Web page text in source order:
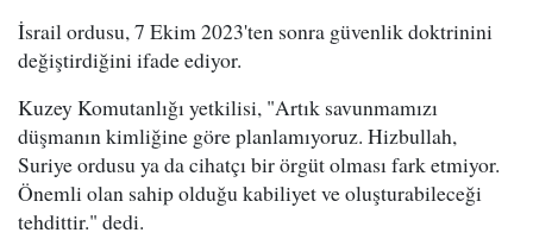
İsrail ordusu, 7 Ekim 2023'ten sonra güvenlik doktrinini
değiştirdiğini ifade ediyor.
Kuzey Komutanlığı yetkilisi, "Artık savunmamızı
düşmanın kimliğine göre planlamıyoruz. Hizbullah,
Suriye ordusu ya da cihatçı bir örgüt olması fark etmiyor.
Önemli olan sahip olduğu kabiliyet ve oluşturabileceği
tehdittir." dedi.